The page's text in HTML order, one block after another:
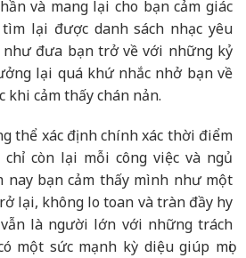
và mang lại cho bạn cảm giác
tìm lại được danh sách nhạc yêu
như đưa bạn trở về với những kỷ
lại quá khứ nhắc nhở bạn về
cảm thấy chán nản.
thể xác định chính xác thời điểm
còn lại mỗi công việc và ngủ
nay bạn cảm thấy mình như một
lại, không lo toan và tràn đầy hy
vẫn là người lớn với những trách
một sức mạnh kỳ diệu giúp mọi